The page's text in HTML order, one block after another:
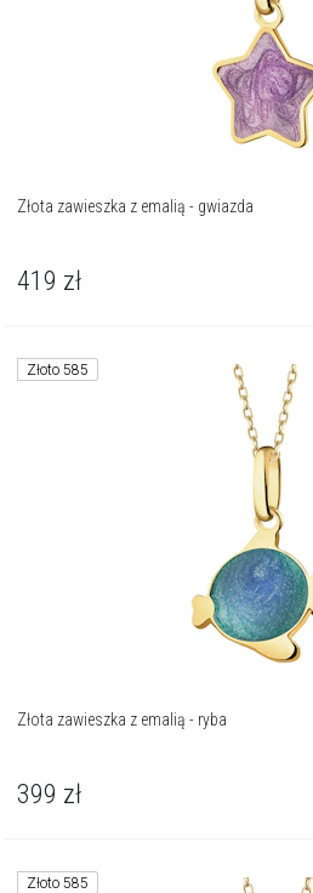
Złota zawieszka z emalią - gwiazda
419 zł
Złoto 585
Złota zawieszka z emalią - ryba
399 zł
Złoto 585